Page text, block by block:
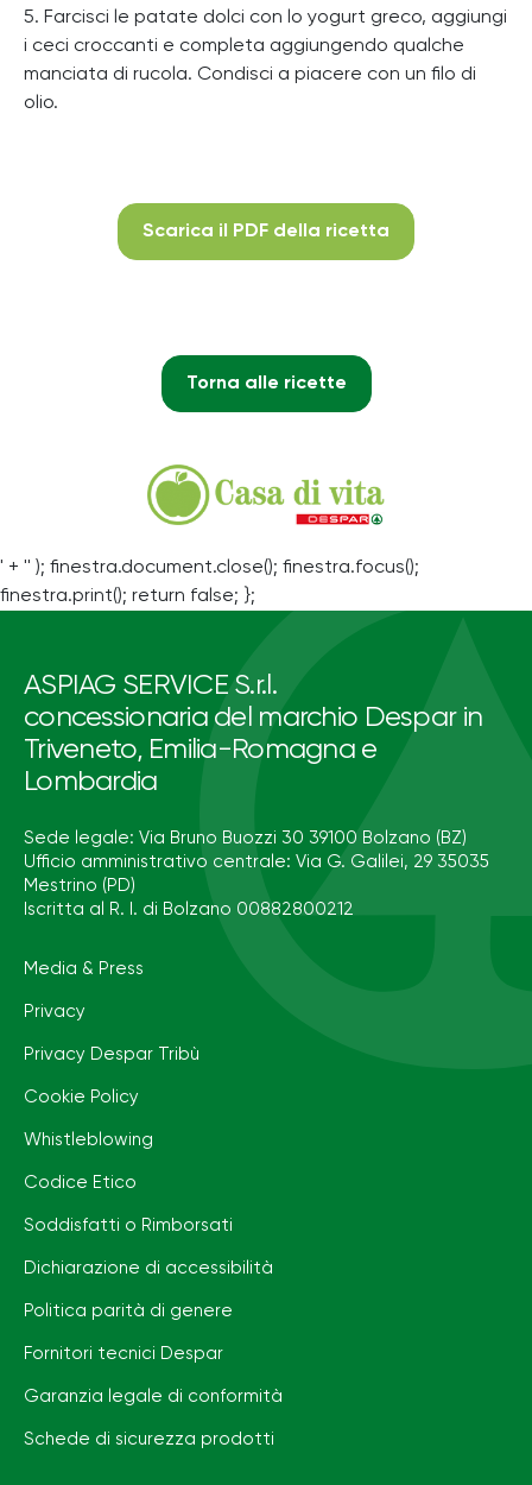
5. Farcisci le patate dolci con lo yogurt greco, aggiungi
i ceci croccanti e completa aggiungendo qualche
manciata di rucola. Condisci a piacere con un filo di
olio.
Scarica il PDF della ricetta
Torna alle ricette
' + '' ); finestra.document.close(); finestra.focus();
finestra.print(); return false; };
ASPIAG SERVICE S.r.l.
concessionaria del marchio Despar in
Triveneto, Emilia-Romagna e
Lombardia
Sede legale: Via Bruno Buozzi 30 39100 Bolzano (BZ)
Ufficio amministrativo centrale: Via G. Galilei, 29 35035
Mestrino (PD)
Iscritta al R. I. di Bolzano 00882800212
Media & Press
Privacy
Privacy Despar Tribù
Cookie Policy
Whistleblowing
Codice Etico
Soddisfatti o Rimborsati
Dichiarazione di accessibilità
Politica parità di genere
Fornitori tecnici Despar
Garanzia legale di conformità
Schede di sicurezza prodotti